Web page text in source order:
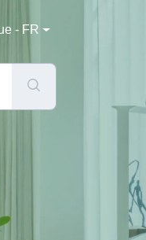
- FR